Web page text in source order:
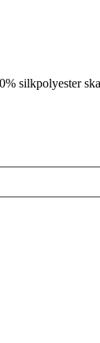
silkpolyester